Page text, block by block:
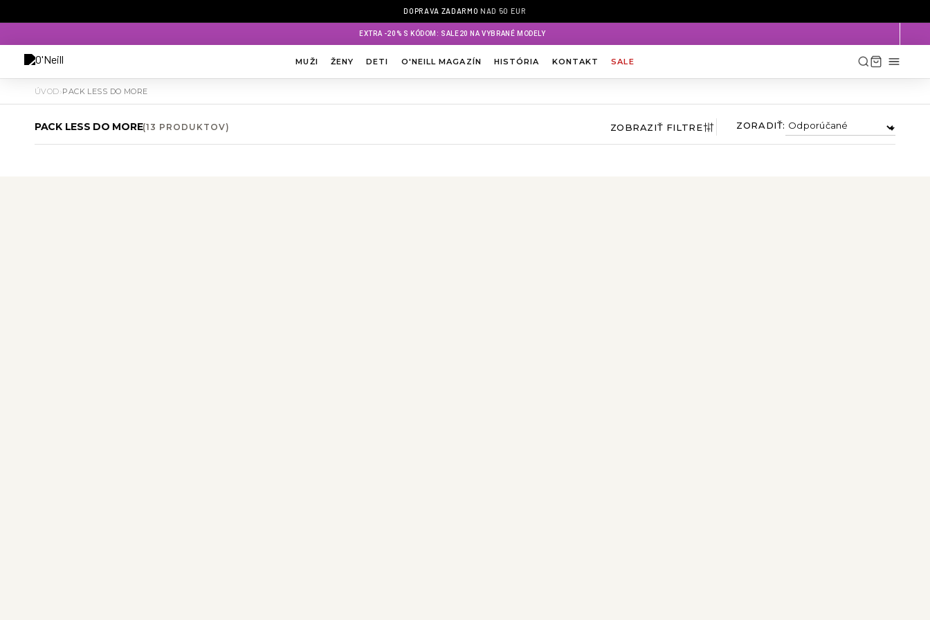
DOPRAVA ZADARMO NAD 50 EUR
EXTRA -20% S KÓDOM: SALE20 NA VYBRANÉ MODELY
MUŽI ŽENY DETI O'NEILL MAGAZÍN HISTÓRIA KONTAKT SALE
ÚVOD ›PACK LESS DO MORE
PACK LESS DO MORE(13 PRODUKTOV) ZOBRAZIŤ FILTRE ZORADIŤ: